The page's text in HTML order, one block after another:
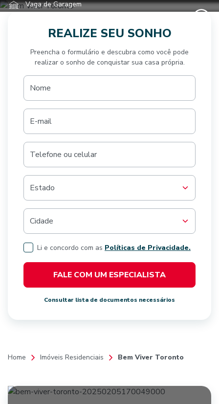
Vaga de Garagem
REALIZE SEU SONHO
Preencha o formulário e descubra como você pode
realizar o sonho de conquistar sua casa própria.
Nome
E-mail
Telefone ou celular
Estado
Cidade
Li e concordo com as Políticas de Privacidade.
FALE COM UM ESPECIALISTA
Consultar lista de documentos necessários
Home Imóveis Residenciais Bem Viver Toronto